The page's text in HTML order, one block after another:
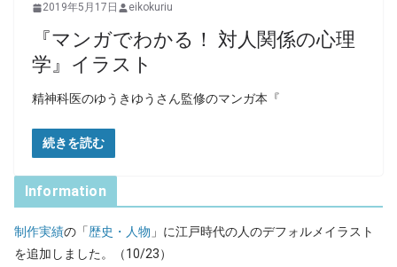
2019年5月17日 eikokuriu
『マンガでわかる！ 対人関係の心理
学』イラスト
精神科医のゆうきゆうさん監修のマンガ本『
続きを読む
Information
制作実績の「歴史・人物 」に江戸時代の人のデフォルメイラスト
を追加しました。（10/23）